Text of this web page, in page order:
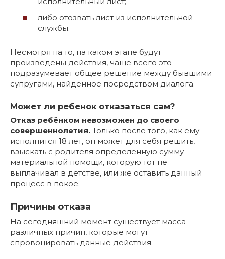
либо отозвать лист из исполнительной
службы.
Несмотря на то, на каком этапе будут
произведены действия, чаще всего это
подразумевает общее решение между бывшими
супругами, найденное посредством диалога.
Может ли ребенок отказаться сам?
Отказ ребёнком невозможен до своего
совершеннолетия. Только после того, как ему
исполнится 18 лет, он может для себя решить,
взыскать с родителя определенную сумму
материальной помощи, которую тот не
выплачивал в детстве, или же оставить данный
процесс в покое.
Причины отказа
На сегодняшний момент существует масса
различных причин, которые могут
спровоцировать данные действия.